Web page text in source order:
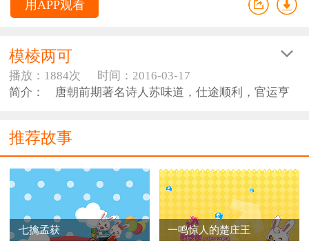
用APP观看
模棱两可
播放：1884次
时间：2016-03-17
简介： 唐朝前期著名诗人苏味道，仕途顺利，官运亨
说：“处事不欲决断明白，若有错误，必贻咎谴，但摸稜
（léng）（同棱）以持两端可矣。”意思是：处理事情，
不要决断得太清楚，太明白，要是这样处理错了，必会
遭到追究和指责。只要模棱两可，哪边都抓不着（小辫
子）就行了。当时，人们根据他这种为人处世的特点，
给他取了一个绰号，叫“苏摸稜”。
推荐故事
七擒孟获 一鸣惊人的楚庄王